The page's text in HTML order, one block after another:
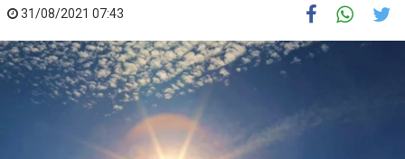
31/08/2021 07:43